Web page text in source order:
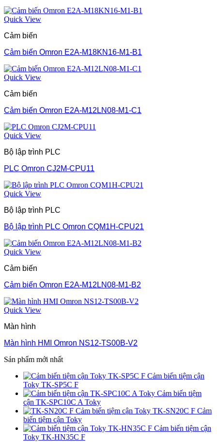
Quick View
Cảm biến
Cảm biến Omron E2A-M18KN16-M1-B1
Quick View
Cảm biến
Cảm biến Omron E2A-M12LN08-M1-C1
Quick View
Bộ lập trình PLC
PLC Omron CJ2M-CPU11
Quick View
Bộ lập trình PLC
Bộ lập trình PLC Omron CQM1H-CPU21
Quick View
Cảm biến
Cảm biến Omron E2A-M12LN08-M1-B2
Quick View
Màn hình
Màn hình HMI Omron NS12-TS00B-V2
Sản phẩm mới nhất
Cảm biến tiệm cận
Toky TK-SP5C F
Cảm biến tiệm
cận TK-SPC10C A Toky
TK-SN20C F Cảm
biến tiệm cận Toky
Cảm biến tiệm cận
Toky TK-HN35C F